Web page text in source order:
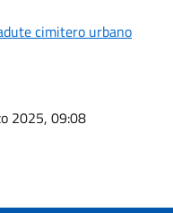
cimitero urbano
2025, 09:08